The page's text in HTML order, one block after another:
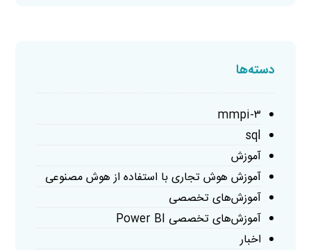
دسته‌ها
mmpi-۳
sql
آموزش
آموزش هوش تجاری با استفاده از هوش مصنوعی
آموزش‌های تخصصی
آموزش‌های تخصصی Power BI
اخبار